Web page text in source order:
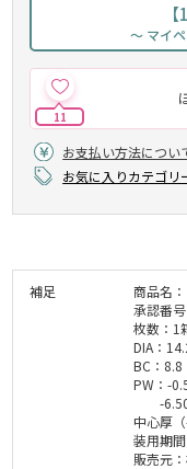
～ マイ
11
お支払い方法につい
お気に入りカテゴリ
補足
商品名
承認番
枚数：1
DIA：
BC：8.8
PW：-
-6.50
中心厚
装用期
販売元